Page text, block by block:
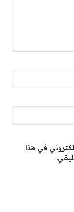
في هذا